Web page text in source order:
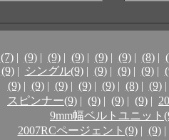
(7) | (9) | (9) | (9) | (9) | (9) | (8) |
(9) | シングル(9) | (9) | (9) | (9) |
(9) | (9) | (9) | (9) | (9) | (8) | (9) |
スピンナー(9) | (9) | (9) | (9) |
9mm幅ベルトユニット
2007RCページェント(9) | (9) |